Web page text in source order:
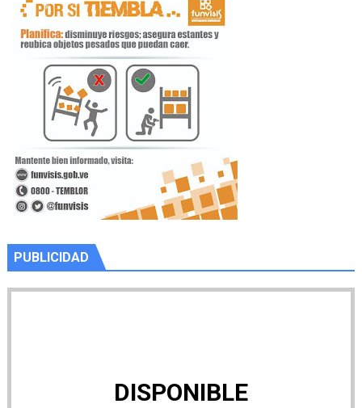
PUBLICIDAD
DISPONIBLE